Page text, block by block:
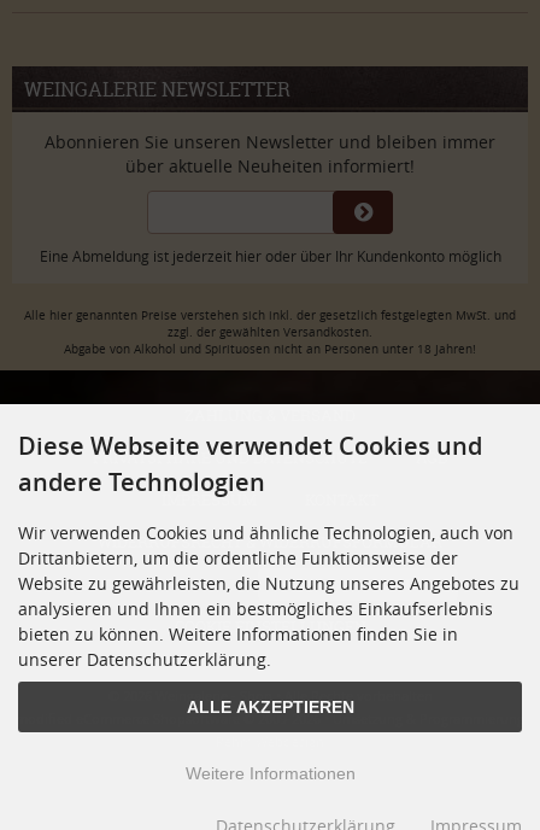
WEINGALERIE NEWSLETTER
Abonnieren Sie unseren Newsletter und bleiben immer
über aktuelle Neuheiten informiert!
Eine Abmeldung ist jederzeit hier oder über Ihr Kundenkonto möglich
Alle hier genannten Preise verstehen sich inkl. der gesetzlich festgelegten MwSt. und
zzgl. der gewählten Versandkosten.
Abgabe von Alkohol und Spirituosen nicht an Personen unter 18 Jahren!
PRIVATSPHÄRE UND DATENSCHUTZ
AGB
IMPRESSUM
WIDERRUFSRECHT & WIDERRUFSFORMULAR
JUGENDSCHUTZ
VERTRAG WIDERRUFEN
COOKIE EINSTELLUNGEN
modified eCommerce Shopsoftware © 2009-2026 • Umsetzung & Programmierung
Diese Webseite verwendet Cookies und
andere Technologien
Wir verwenden Cookies und ähnliche Technologien, auch von
Drittanbietern, um die ordentliche Funktionsweise der
Website zu gewährleisten, die Nutzung unseres Angebotes zu
analysieren und Ihnen ein bestmögliches Einkaufserlebnis
bieten zu können. Weitere Informationen finden Sie in
unserer Datenschutzerklärung.
ALLE AKZEPTIEREN
Weitere Informationen